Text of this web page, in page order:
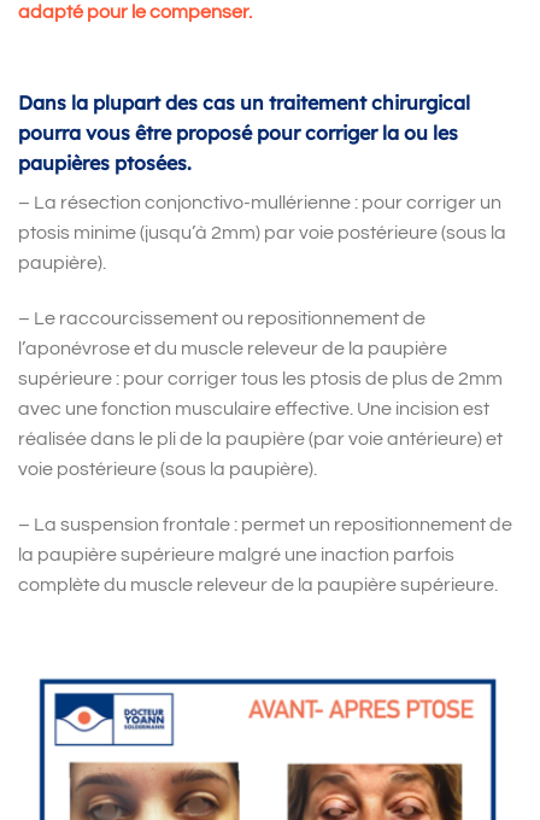
adapté pour le compenser.
Dans la plupart des cas un traitement chirurgical
pourra vous être proposé pour corriger la ou les
paupières ptosées.
– La résection conjonctivo-mullérienne : pour corriger un
ptosis minime (jusqu’à 2mm) par voie postérieure (sous la
paupière).
– Le raccourcissement ou repositionnement de
l’aponévrose et du muscle releveur de la paupière
supérieure : pour corriger tous les ptosis de plus de 2mm
avec une fonction musculaire effective. Une incision est
réalisée dans le pli de la paupière (par voie antérieure) et
voie postérieure (sous la paupière).
– La suspension frontale : permet un repositionnement de
la paupière supérieure malgré une inaction parfois
complète du muscle releveur de la paupière supérieure.